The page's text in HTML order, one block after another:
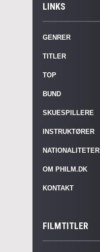
LINKS
GENRER
TITLER
TOP
BUND
SKUESPILLERE
INSTRUKTØRER
NATIONALITETER
OM PHILM.DK
KONTAKT
FILMTITLER